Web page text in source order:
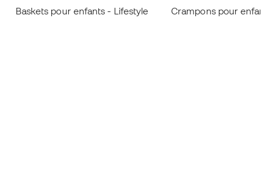
Baskets pour enfants - Lifestyle Crampons pour enfant